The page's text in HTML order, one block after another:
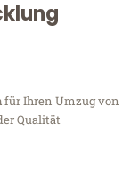
für Ihren Umzug von
Qualität